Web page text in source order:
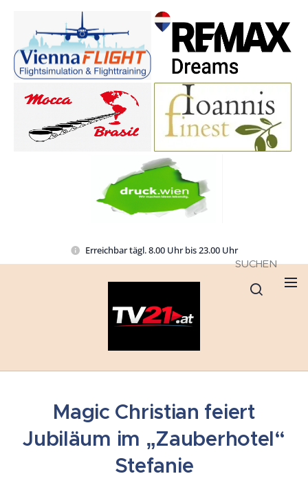
Erreichbar tägl. 8.00 Uhr bis 23.00 Uhr
SUCHEN
Magic Christian feiert
Jubiläum im „Zauberhotel“
Stefanie